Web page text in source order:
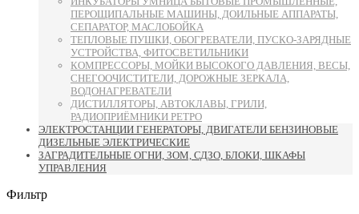
ПЕРОЩИПАЛЬНЫЕ МАШИНЫ, ДОИЛЬНЫЕ АППАРАТЫ,
СЕПАРАТОР, МАСЛОБОЙКА
ТЕПЛОВЫЕ ПУШКИ, ОБОГРЕВАТЕЛИ, ПУСКО-ЗАРЯДНЫЕ
УСТРОЙСТВА, ФИТОСВЕТИЛЬНИКИ
КОМПРЕССОРЫ, МОЙКИ ВЫСОКОГО ДАВЛЕНИЯ, ВЕСЫ,
СНЕГООЧИСТИТЕЛИ, ДОРОЖНЫЕ ЗЕРКАЛА,
ВОДОНАГРЕВАТЕЛИ
ДИСТИЛЛЯТОРЫ, АВТОКЛАВЫ, ГРИЛИ,
РАДИОПРИЁМНИКИ РЕТРО
ЭЛЕКТРОСТАНЦИИ ГЕНЕРАТОРЫ, ДВИГАТЕЛИ БЕНЗИНОВЫЕ
ДИЗЕЛЬНЫЕ ЭЛЕКТРИЧЕСКИЕ
ЗАГРАДИТЕЛЬНЫЕ ОГНИ, ЗОМ, СДЗО, БЛОКИ, ШКАФЫ
УПРАВЛЕНИЯ
Фильтр